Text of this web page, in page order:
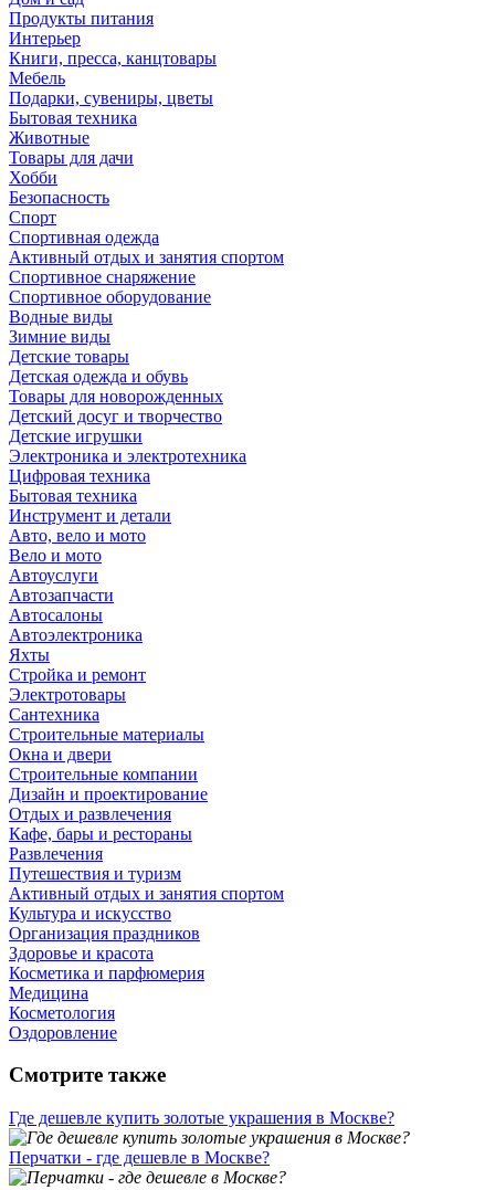
Продукты питания
Интерьер
Книги, пресса, канцтовары
Мебель
Подарки, сувениры, цветы
Бытовая техника
Животные
Товары для дачи
Хобби
Безопасность
Спорт
Спортивная одежда
Активный отдых и занятия спортом
Спортивное снаряжение
Спортивное оборудование
Водные виды
Зимние виды
Детские товары
Детская одежда и обувь
Товары для новорожденных
Детский досуг и творчество
Детские игрушки
Электроника и электротехника
Цифровая техника
Бытовая техника
Инструмент и детали
Авто, вело и мото
Вело и мото
Автоуслуги
Автозапчасти
Автосалоны
Автоэлектроника
Яхты
Стройка и ремонт
Электротовары
Сантехника
Строительные материалы
Окна и двери
Строительные компании
Дизайн и проектирование
Отдых и развлечения
Кафе, бары и рестораны
Развлечения
Путешествия и туризм
Активный отдых и занятия спортом
Культура и искусство
Организация праздников
Здоровье и красота
Косметика и парфюмерия
Медицина
Косметология
Оздоровление
Смотрите также
Где дешевле купить золотые украшения в Москве?
Перчатки - где дешевле в Москве?